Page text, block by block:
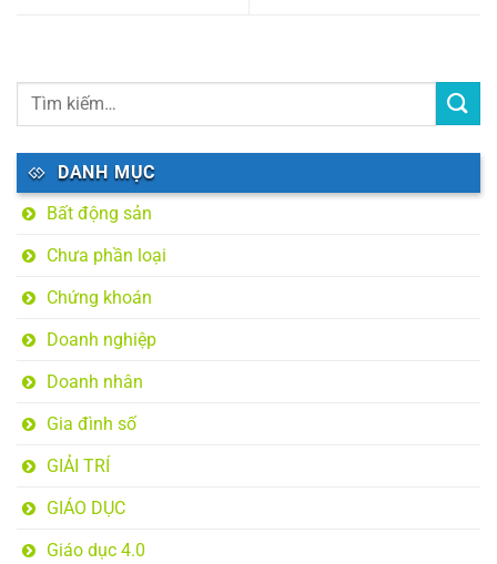
DANH MỤC
Bất động sản
Chưa phần loại
Chứng khoán
Doanh nghiệp
Doanh nhân
Gia đình số
GIẢI TRÍ
GIÁO DỤC
Giáo dục 4.0